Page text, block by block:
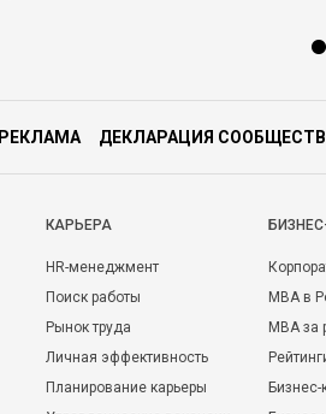
РЕКЛАМА ДЕКЛАРАЦИЯ
КАРЬЕРА
HR-менеджмент
Поиск работы
Рынок труда
Личная эффективность
Планирование карьеры
MBA в
MBA
Бизнес-